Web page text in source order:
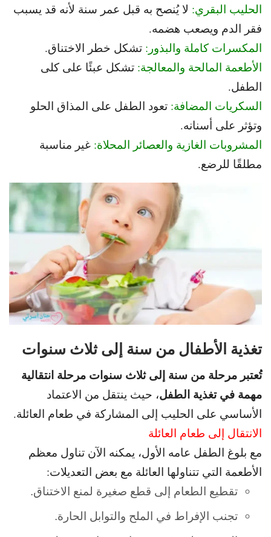
الحليب البقري: لا يُنصح به قبل عمر سنة لأنه قد يسبب
فقر الدم ويصعب هضمه.
المكسرات كاملة والبذور: تشكل خطر الاختناق.
الأطعمة المالحة والمعالجة: تشكل عبئًا على كلى
الطفل.
السكريات المضافة: تعود الطفل على المذاق الحلو
وتؤثر على أسنانه.
المشروبات الغازية والعصائر المحلاة: غير مناسبة
مطلقًا للرضع.
تغذية الأطفال من سنة إلى ثلاث سنوات
تُعتبر مرحلة من سنة إلى ثلاث سنوات مرحلة انتقالية
مهمة في تغذية الطفل، حيث ينتقل من الاعتماد
الأساسي على الحليب إلى المشاركة في طعام العائلة.
الانتقال إلى طعام العائلة
مع بلوغ الطفل عامه الأول، يمكنه الآن تناول معظم
الأطعمة التي تتناولها العائلة مع بعض التعديلات:
تقطيع الطعام إلى قطع صغيرة لمنع الاختناق.
تجنب الإفراط في الملح والتوابل الحارة.